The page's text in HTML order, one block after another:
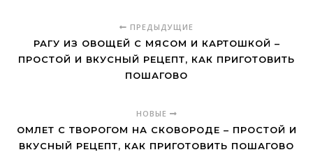
ПРЕДЫДУЩИЕ
РАГУ ИЗ ОВОЩЕЙ С МЯСОМ И КАРТОШКОЙ –
ПРОСТОЙ И ВКУСНЫЙ РЕЦЕПТ, КАК ПРИГОТОВИТЬ
ПОШАГОВО
НОВЫЕ
ОМЛЕТ С ТВОРОГОМ НА СКОВОРОДЕ – ПРОСТОЙ И
ВКУСНЫЙ РЕЦЕПТ, КАК ПРИГОТОВИТЬ ПОШАГОВО